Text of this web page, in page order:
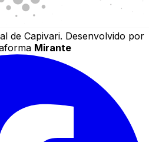
de Capivari. Desenvolvido por
Mirante